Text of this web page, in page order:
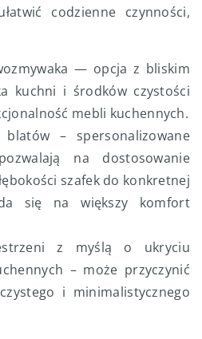
codzienne czynności,
— opcja z bliskim
kuchni i środków czystości
mebli kuchennych.
– spersonalizowane
na dostosowanie
szafek do konkretnej
się na większy komfort
z myślą o ukryciu
– może przyczynić
i minimalistycznego